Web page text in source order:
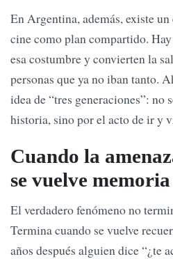
En Argentina, además, existe
cine como plan compartido.
esa costumbre y convierten la
personas que ya no iban tanto.
idea de “tres generaciones”: no
historia, sino por el acto de ir y
Cuando la
se vuelve memoria
El verdadero fenómeno no
Termina cuando se vuelve
años después alguien dice “¿te